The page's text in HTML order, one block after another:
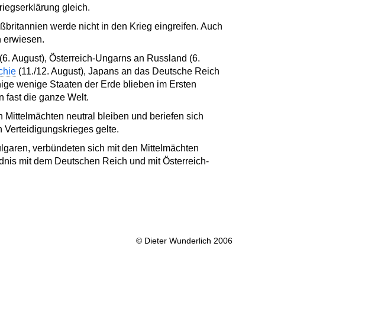
gleich.
werde nicht in den Krieg eingreifen. Auch
erwiesen.
August), Österreich-Ungarns an Russland (6.
(11./12. August), Japans an das Deutsche Reich
wenige Staaten der Erde blieben im Ersten
fast die ganze Welt.
neutral bleiben und beriefen sich
gelte.
verbündeten sich mit den Mittelmächten
mit dem Deutschen Reich und mit Österreich-
© Dieter Wunderlich 2006